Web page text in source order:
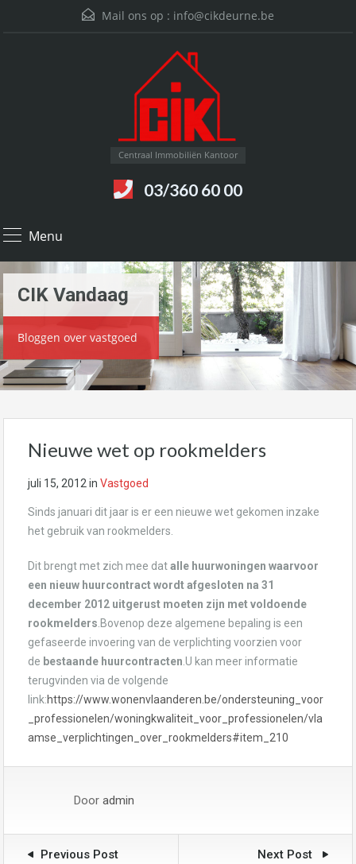
Mail ons op : info@cikdeurne.be
Centraal Immobiliën Kantoor
03/360 60 00
Menu
CIK Vandaag
Bloggen over vastgoed
Nieuwe wet op rookmelders
juli 15, 2012 in Vastgoed
Sinds januari dit jaar is er een nieuwe wet gekomen inzake
het gebruik van rookmelders.
Dit brengt met zich mee datalle huurwoningen waarvoor
een nieuw huurcontract wordt afgesloten na 31
december 2012 uitgerust moeten zijn met voldoende
rookmelders .Bovenop deze algemene bepaling is een
gefaseerde invoering van de verplichting voorzien voor
de bestaande huurcontracten .U kan meer informatie
terugvinden via de volgende
link:https://www.wonenvlaanderen.be/ondersteuning_voor
_professionelen/woningkwaliteit_voor_professionelen/vla
amse_verplichtingen_over_rookmelders#item_210
Door admin
Previous Post Next Post